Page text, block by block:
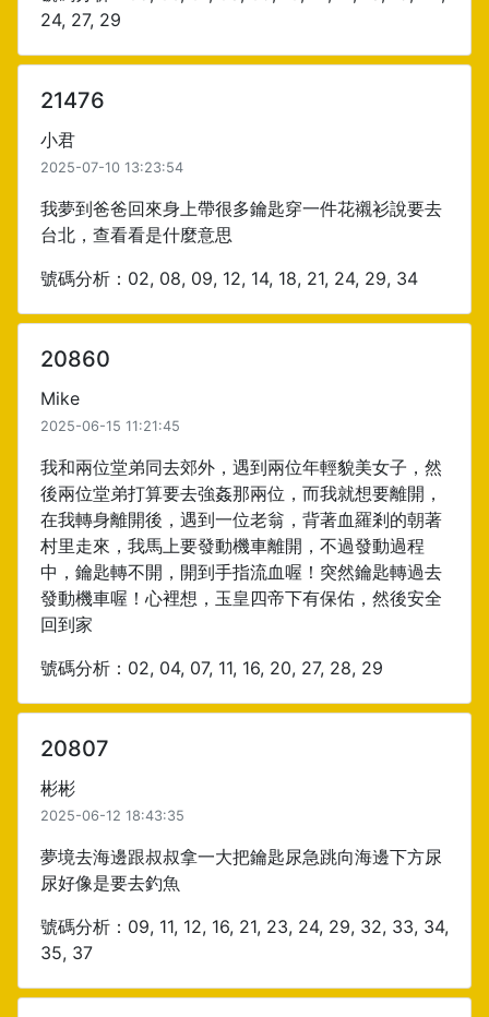
24, 27, 29
21476
小君
2025-07-10 13:23:54
我夢到爸爸回來身上帶很多鑰匙穿一件花襯衫說要去
台北，查看看是什麼意思
號碼分析：02, 08, 09, 12, 14, 18, 21, 24, 29, 34
20860
Mike
2025-06-15 11:21:45
我和兩位堂弟同去郊外，遇到兩位年輕貌美女子，然
後兩位堂弟打算要去強姦那兩位，而我就想要離開，
在我轉身離開後，遇到一位老翁，背著血羅剎的朝著
村里走來，我馬上要發動機車離開，不過發動過程
中，鑰匙轉不開，開到手指流血喔！突然鑰匙轉過去
發動機車喔！心裡想，玉皇四帝下有保佑，然後安全
回到家
號碼分析：02, 04, 07, 11, 16, 20, 27, 28, 29
20807
彬彬
2025-06-12 18:43:35
夢境去海邊跟叔叔拿一大把鑰匙尿急跳向海邊下方尿
尿好像是要去釣魚
號碼分析：09, 11, 12, 16, 21, 23, 24, 29, 32, 33, 34,
35, 37